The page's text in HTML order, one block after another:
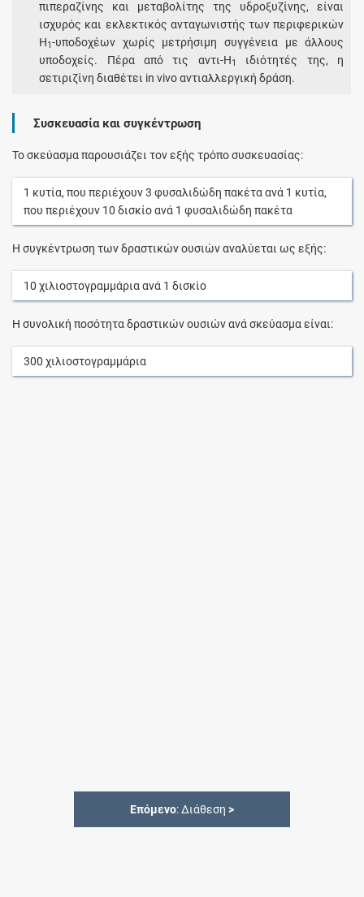
πιπεραζίνης και μεταβολίτης της υδροξυζίνης, είναι
ισχυρός και εκλεκτικός ανταγωνιστής των περιφερικών
Η1-υποδοχέων χωρίς μετρήσιμη συγγένεια με άλλους
υποδοχείς. Πέρα από τις αντι-Η1
ιδιότητές της, η
σετιριζίνη διαθέτει in vivo αντιαλλεργική δράση.
Συσκευασία και συγκέντρωση
Το σκεύασμα παρουσιάζει τον εξής τρόπο συσκευασίας:
1 κυτία, που περιέχουν3 φυσαλιδώδη πακέταανά 1 κυτία,
που περιέχουν 10 δισκίοανά 1 φυσαλιδώδη πακέτα
Η συγκέντρωση των δραστικών ουσιών αναλύεται ως εξής:
10 χιλιοστογραμμάριαανά 1 δισκίο
Η συνολική ποσότητα δραστικών ουσιών ανά σκεύασμα είναι:
300 χιλιοστογραμμάρια
Επόμενο: Διάθεση >